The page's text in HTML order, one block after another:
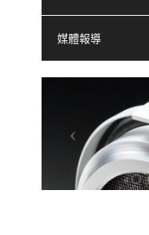
媒體報導